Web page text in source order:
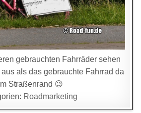
gebrauchten Fahrräder sehen
als das gebrauchte Fahrrad da
Straßenrand 😉
Roadmarketing